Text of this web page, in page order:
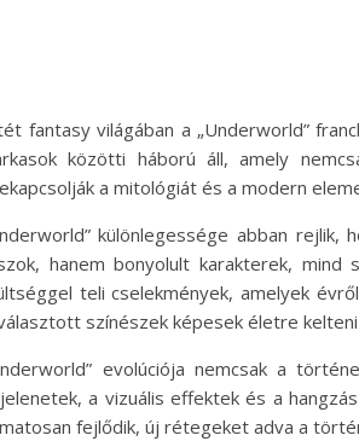
fantasy világában a „Underworld”
közötti háború áll, amely
a mitológiát és a modern
különlegessége abban
hanem bonyolult karakterek, mind
teli cselekmények, amelyek
színészek képesek életre
evolúciója nemcsak a
a vizuális effektek és a
fejlődik, új rétegeket adva a